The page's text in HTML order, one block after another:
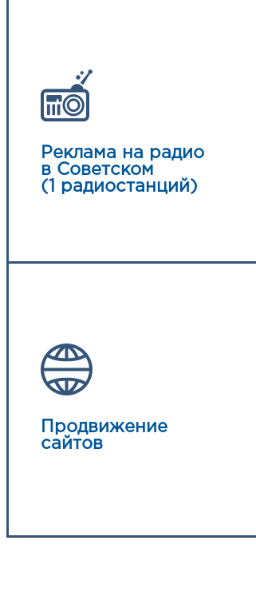
Реклама на радио
в Советском
(1 радиостанций)
Продвижение
сайтов